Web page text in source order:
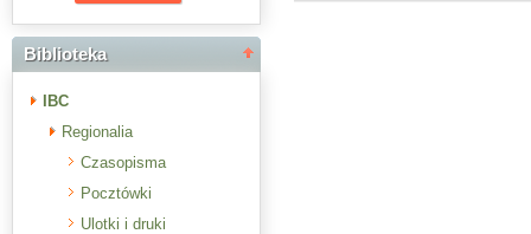
Biblioteka
IBC
Regionalia
Czasopisma
Pocztówki
Ulotki i druki